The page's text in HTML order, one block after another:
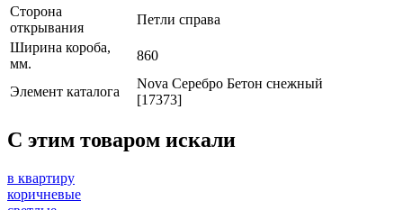
Сторона
открывания
Петли справа
Ширина короба,
мм.
860
Элемент каталога
Nova Серебро Бетон снежный
[17373]
C этим товаром искали
в квартиру
коричневые